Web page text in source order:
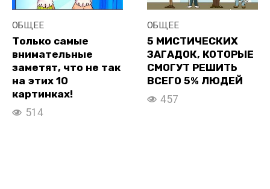
ОБЩЕЕ
Только самые
внимательные
заметят, что не так
на этих 10
картинках!
514
ОБЩЕЕ
5 МИСТИЧЕСКИХ
ЗАГАДОК, КОТОРЫЕ
СМОГУТ РЕШИТЬ
ВСЕГО 5% ЛЮДЕЙ
457